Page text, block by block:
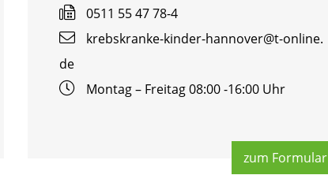
0511 55 47 78-4
krebs­kran­ke-kin­der-han­no­ver@​t-​online.​
de
Mon­tag – Frei­tag 08:00 -16:00 Uhr
zum For­mu­lar